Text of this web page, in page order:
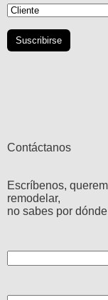
Contáctanos
Escríbenos,
remodelar,
no sabes por